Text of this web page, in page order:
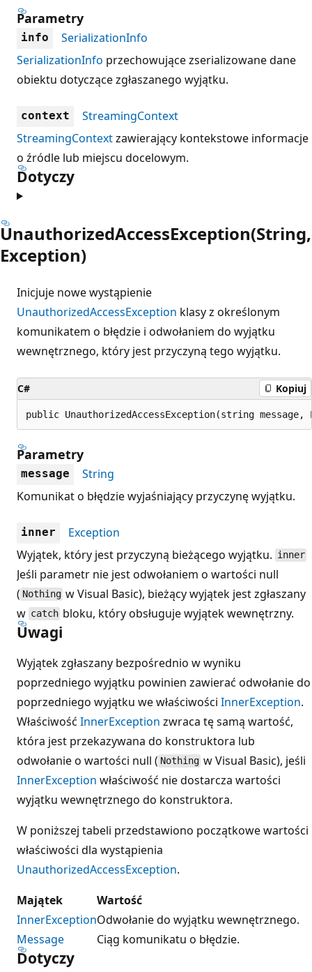
Parametry
info
SerializationInfo
SerializationInfo przechowujące zserializowane dane
obiektu dotyczące zgłaszanego wyjątku.
context
StreamingContext
StreamingContextzawierający kontekstowe informacje
o źródle lub miejscu docelowym.
Dotyczy
UnauthorizedAccessException(String,
Exception)
Inicjuje nowe wystąpienie
UnauthorizedAccessException klasy z określonym
komunikatem o błędzie i odwołaniem do wyjątku
wewnętrznego, który jest przyczyną tego wyjątku.
C# Kopiuj
public UnauthorizedAccessException(string
Parametry
message
String
Komunikat o błędzie wyjaśniający przyczynę wyjątku.
inner
Exception
Wyjątek, który jest przyczyną bieżącego wyjątku. inner
Jeśli parametr nie jest odwołaniem o wartości null
( Nothing w Visual Basic), bieżący wyjątek jest zgłaszany
w catch bloku, który obsługuje wyjątek wewnętrzny.
Uwagi
Wyjątek zgłaszany bezpośrednio w wyniku
poprzedniego wyjątku powinien zawierać odwołanie do
poprzedniego wyjątku we właściwości InnerException.
Właściwość InnerException zwraca tę samą wartość,
która jest przekazywana do konstruktora lub
odwołanie o wartości null ( Nothing w Visual Basic), jeśli
InnerException właściwość nie dostarcza wartości
wyjątku wewnętrznego do konstruktora.
W poniższej tabeli przedstawiono początkowe wartości
właściwości dla wystąpienia
UnauthorizedAccessException.
Majątek
Wartość
InnerExceptionOdwołanie do wyjątku wewnętrznego.
Message
Ciąg komunikatu o błędzie.
Dotyczy